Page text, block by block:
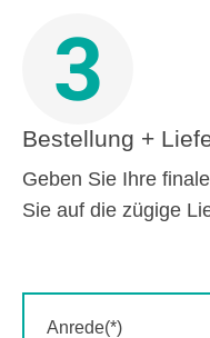
3
Bestellung +
Geben Sie Ihre
Sie auf die zügige
Anrede(*)